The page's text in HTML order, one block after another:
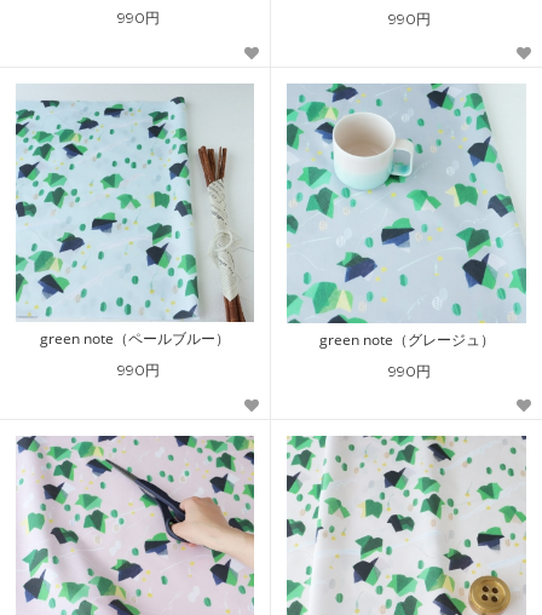
990円 990円
green note（ペールブルー）
990円
green note（グレージュ）
990円